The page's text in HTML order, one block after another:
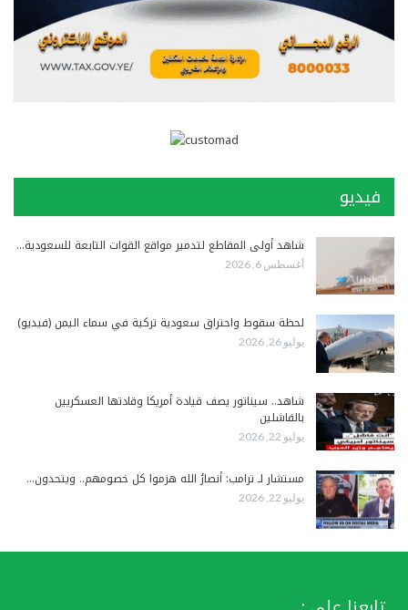
فيديو
شاهد أولى المقاطع لتدمير مواقع القوات التابعة للسعودية…
أغسطس 6, 2026
لحظة سقوط واحتراق سعودية تركية في سماء اليمن (فيديو)
يوليو 26, 2026
شاهد.. سيناتور يصف قيادة أمريكا وقادتها العسكريين
بالفاشلين
يوليو 22, 2026
مستشار لـ ترامب: أنصارُ الله هزموا كل خصومهم.. ويتحدون…
يوليو 22, 2026